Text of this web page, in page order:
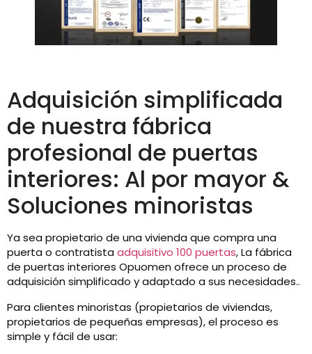
Adquisición simplificada
de nuestra fábrica
profesional de puertas
interiores: Al por mayor &
Soluciones minoristas
Ya sea propietario de una vivienda que compra una
puerta o contratista adquisitivo 100 puertas, La fábrica
de puertas interiores Opuomen ofrece un proceso de
adquisición simplificado y adaptado a sus necesidades..
Para clientes minoristas (propietarios de viviendas,
propietarios de pequeñas empresas), el proceso es
simple y fácil de usar: